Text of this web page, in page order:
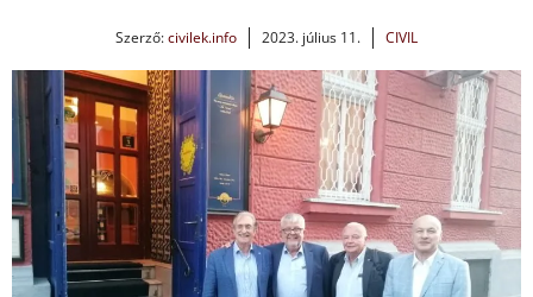
Szerző:civilek.info 2023. július 11. CIVIL